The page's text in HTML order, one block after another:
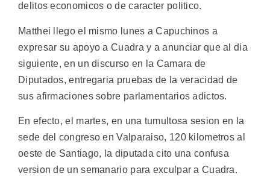
delitos economicos o de caracter politico.
Matthei llego el mismo lunes a Capuchinos a
expresar su apoyo a Cuadra y a anunciar que al dia
siguiente, en un discurso en la Camara de
Diputados, entregaria pruebas de la veracidad de
sus afirmaciones sobre parlamentarios adictos.
En efecto, el martes, en una tumultosa sesion en la
sede del congreso en Valparaiso, 120 kilometros al
oeste de Santiago, la diputada cito una confusa
version de un semanario para exculpar a Cuadra.